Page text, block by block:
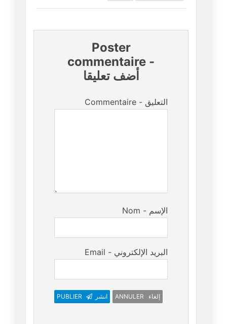
Poster
commentaire -
أضف تعليقا
Commentaire - التعليق
Nom - الإسم
Email - البريد الإلكتروني
PUBLIER انشر ANNULER إلغاء